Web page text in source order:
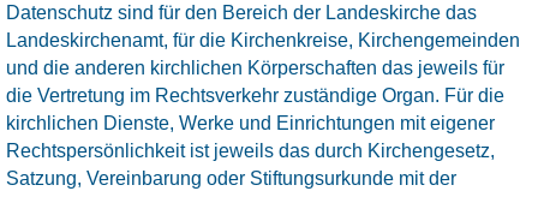
Datenschutz sind für den Bereich der Landeskirche das
Landeskirchenamt, für die Kirchenkreise, Kirchengemeinden
und die anderen kirchlichen Körperschaften das jeweils für
die Vertretung im Rechtsverkehr zuständige Organ. Für die
kirchlichen Dienste, Werke und Einrichtungen mit eigener
Rechtspersönlichkeit ist jeweils das durch Kirchengesetz,
Satzung, Vereinbarung oder Stiftungsurkunde mit der